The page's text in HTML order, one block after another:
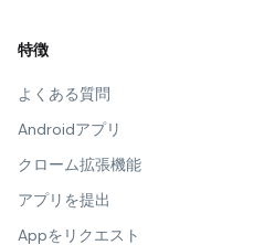
特徴
よくある質問
Androidアプリ
クローム拡張機能
アプリを提出
Appをリクエスト